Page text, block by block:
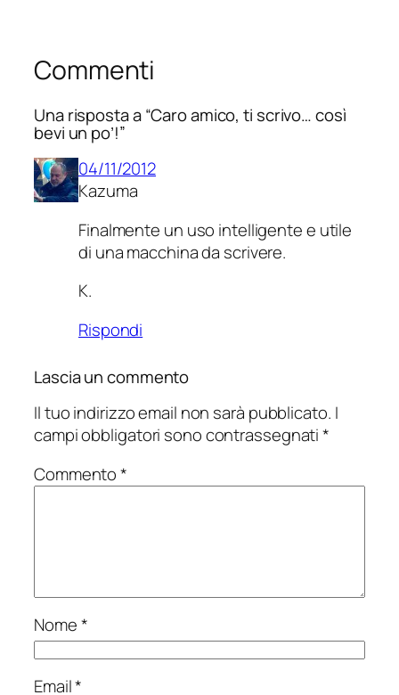
Commenti
Una risposta a “Caro amico, ti scrivo… così
bevi un po’!”
04/11/2012
Kazuma
Finalmente un uso intelligente e utile
di una macchina da scrivere.
K.
Rispondi
Lascia un commento
Il tuo indirizzo email non sarà pubblicato. I
campi obbligatori sono contrassegnati*
Commento*
Nome*
Email*